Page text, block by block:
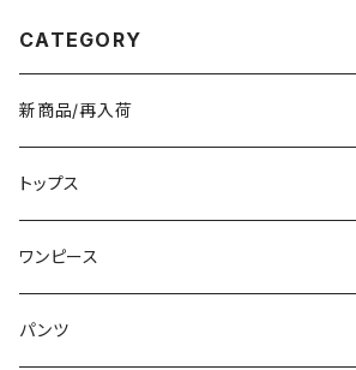
CATEGORY
新商品/再入荷
トップス
Tシャツ/カットソー
タンクトップ/キャミソール
ワンピース
ミニ/ショート
パンツ